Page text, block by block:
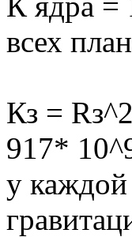
всех
Кз =
917*
у каждой